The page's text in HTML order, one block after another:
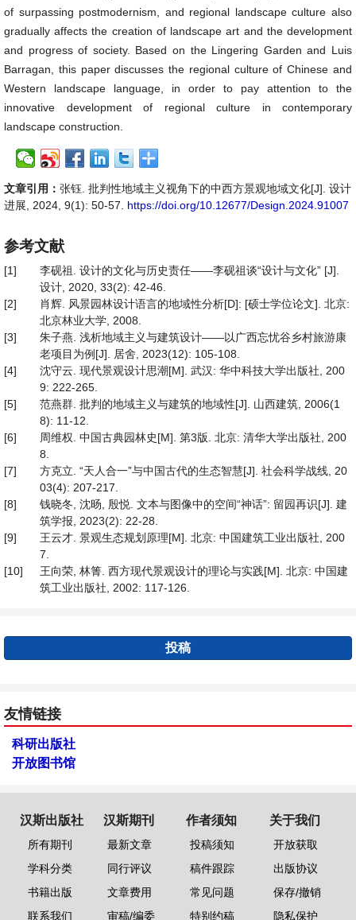
of surpassing postmodernism, and regional landscape culture also
gradually affects the creation of landscape art and the development
and progress of society. Based on the Lingering Garden and Luis
Barragan, this paper discusses the regional culture of Chinese and
Western landscape language, in order to pay attention to the
innovative development of regional culture in contemporary
landscape construction.
文章引用： 张钰. 批判性地域主义视角下的中西方景观地域文化[J]. 设计
进展, 2024, 9(1): 50-57. https://doi.org/10.12677/Design.2024.91007
参考文献
[1]
李砚祖. 设计的文化与历史责任——李砚祖谈“设计与文化” [J].
设计, 2020, 33(2): 42-46.
[2]
肖辉. 风景园林设计语言的地域性分析[D]: [硕士学位论文]. 北京:
北京林业大学, 2008.
[3]
朱子燕. 浅析地域主义与建筑设计——以广西忘忧谷乡村旅游康
老项目为例[J]. 居舍, 2023(12): 105-108.
[4]
沈守云. 现代景观设计思潮[M]. 武汉: 华中科技大学出版社, 200
9: 222-265.
[5]
范燕群. 批判的地域主义与建筑的地域性[J]. 山西建筑, 2006(1
8): 11-12.
[6]
周维权. 中国古典园林史[M]. 第3版. 北京: 清华大学出版社, 200
8.
[7]
方克立. “天人合一”与中国古代的生态智慧[J]. 社会科学战线, 20
03(4): 207-217.
[8]
钱晓冬, 沈旸, 殷悦. 文本与图像中的空间“神话”: 留园再识[J]. 建
筑学报, 2023(2): 22-28.
[9]
王云才. 景观生态规划原理[M]. 北京: 中国建筑工业出版社, 200
7.
[10]
王向荣, 林箐. 西方现代景观设计的理论与实践[M]. 北京: 中国建
筑工业出版社, 2002: 117-126.
投稿
友情链接
科研出版社
开放图书馆
汉斯出版社
所有期刊
学科分类
书籍出版
联系我们
汉斯期刊
最新文章
同行评议
文章费用
审稿/编委
作者须知
投稿须知
稿件跟踪
常见问题
特别约稿
关于我们
开放获取
出版协议
保存/撤销
隐私保护